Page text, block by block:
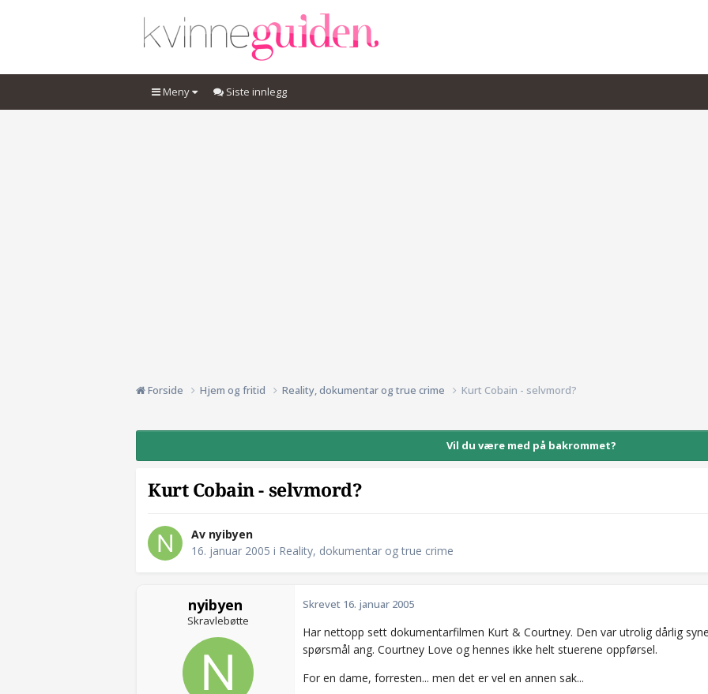
Meny Siste innlegg
Forside Hjem og fritid Reality, dokumentar og true crime Kurt Cobain - selvmord?
Vil du være med på bakrommet?
Kurt Cobain - selvmord?
Av nyibyen
16. januar 2005 i Reality, dokumentar og true crime
nyibyen
Skravlebøtte
Skrevet 16. januar 2005
Har nettopp sett dokumentarfilmen Kurt & Courtney. Den var utrolig dårlig
spørsmål ang. Courtney Love og hennes ikke helt stuerene oppførsel.
For en dame, forresten... men det er vel en annen sak...